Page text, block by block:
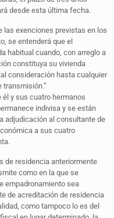
desde esta última fecha.
exenciones previstas en los
se entenderá que el
habitual cuando, con arreglo a
constituya su vivienda
consideración hasta cualquier
transmisión.”
y sus cuatro hermanos
indivisa y se están
adjudicación al consultante de
a sus cuatro
de residencia anteriormente
como en la que se
empadronamiento sea
de acreditación de residencia
como tampoco lo es del